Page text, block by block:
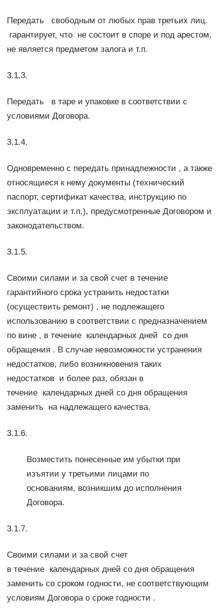
Передать свободным от любых прав третьих лиц.
гарантирует, что не состоит в споре и под арестом,
не является предметом залога и т.п.
3.1.3.
Передать в таре и упаковке в соответствии с
условиями Договора.
3.1.4.
Одновременно с передать принадлежности , а также
относящиеся к нему документы (технический
паспорт, сертификат качества, инструкцию по
эксплуатации и т.п.), предусмотренные Договором и
законодательством.
3.1.5.
Своими силами и за свой счет в течение
гарантийного срока устранить недостатки
(осуществить ремонт) , не подлежащего
использованию в соответствии с предназначением
по вине , в течение календарных дней со дня
обращения . В случае невозможности устранения
недостатков, либо возникновения таких
недостатков и более раз, обязан в
течение календарных дней со дня обращения
заменить на надлежащего качества.
3.1.6.
Возместить понесенные им убытки при
изъятии у третьими лицами по
основаниям, возникшим до исполнения
Договора.
3.1.7.
Своими силами и за свой счет
в течение календарных дней со дня обращения
заменить со сроком годности, не соответствующим
условиям Договора о сроке годности .